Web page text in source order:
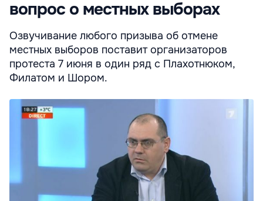
вопрос о местных выборах
Озвучивание любого призыва об отмене
местных выборов поставит организаторов
протеста 7 июня в один ряд с Плахотнюком,
Филатом и Шором.